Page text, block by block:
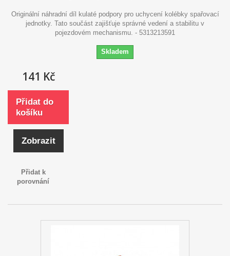
Originální náhradní díl kulaté podpory pro uchycení kolébky spařovací
jednotky. Tato součást zajišťuje správné vedení a stabilitu v
pojezdovém mechanismu. - 5313213591
Skladem
141 Kč
Přidat do
košíku
Zobrazit
Přidat k
porovnání